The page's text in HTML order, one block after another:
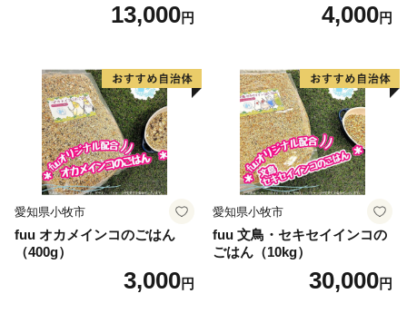
13,000円 4,000円
愛知県小牧市
fuu オカメインコのごはん
（400g）
3,000円
愛知県小牧市
fuu 文鳥・セキセイインコの
ごはん（10kg）
30,000円